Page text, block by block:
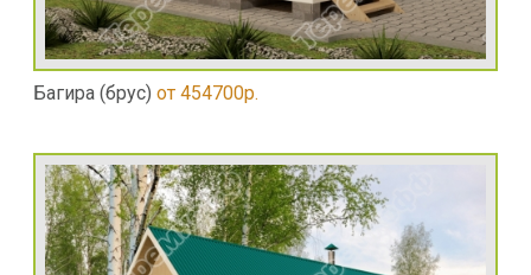
Багира (брус) от 454700р.